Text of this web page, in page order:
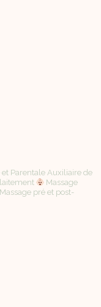
Parentale Auxiliaire de
Massage
Massage pré et post-